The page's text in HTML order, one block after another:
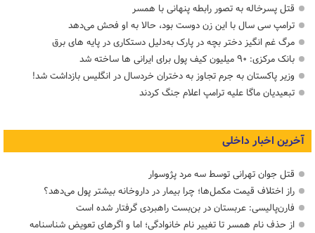
قتل پسرخاله به تصور رابطه پنهانی با همسر
ترامپ سی سال با این زن دوست بود، حالا به او فحش می‌دهد
مرگ غم انگیز دختر بچه در پارک به‌دلیل دستکاری در پایه های برق
بانک مرکزی: ۹۰ میلیون کیف پول برای ایرانی ها ساخته شد
وزیر پاکستان به جرم تجاوز به دختران خردسال در انگلیس بازداشت شد!
تبعیدیان ماگا علیه ترامپ اعلام جنگ کردند
آخرین اخبار داخلی
قتل جوان تهرانی توسط سه مرد پژوسوار
راز اختلاف قیمت مکمل‌ها؛ چرا بیمار در داروخانه بیشتر پول می‌دهد؟
فارن‌پالیسی: عربستان در بن‌بست راهبردی گرفتار شده است
از حذف نام همسر تا تغییر نام خانوادگی؛ اما و اگرهای تعویض شناسنامه